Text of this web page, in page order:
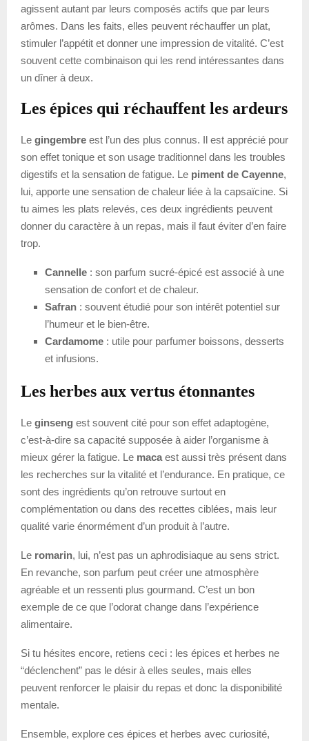
agissent autant par leurs composés actifs que par leurs
arômes. Dans les faits, elles peuvent réchauffer un plat,
stimuler l’appétit et donner une impression de vitalité. C’est
souvent cette combinaison qui les rend intéressantes dans
un dîner à deux.
Les épices qui réchauffent les ardeurs
Le gingembre est l’un des plus connus. Il est apprécié pour
son effet tonique et son usage traditionnel dans les troubles
digestifs et la sensation de fatigue. Le piment de Cayenne,
lui, apporte une sensation de chaleur liée à la capsaïcine. Si
tu aimes les plats relevés, ces deux ingrédients peuvent
donner du caractère à un repas, mais il faut éviter d’en faire
trop.
Cannelle : son parfum sucré-épicé est associé à une
sensation de confort et de chaleur.
Safran : souvent étudié pour son intérêt potentiel sur
l’humeur et le bien-être.
Cardamome : utile pour parfumer boissons, desserts
et infusions.
Les herbes aux vertus étonnantes
Le ginseng est souvent cité pour son effet adaptogène,
c’est-à-dire sa capacité supposée à aider l’organisme à
mieux gérer la fatigue. Le maca est aussi très présent dans
les recherches sur la vitalité et l’endurance. En pratique, ce
sont des ingrédients qu’on retrouve surtout en
complémentation ou dans des recettes ciblées, mais leur
qualité varie énormément d’un produit à l’autre.
Le romarin, lui, n’est pas un aphrodisiaque au sens strict.
En revanche, son parfum peut créer une atmosphère
agréable et un ressenti plus gourmand. C’est un bon
exemple de ce que l’odorat change dans l’expérience
alimentaire.
Si tu hésites encore, retiens ceci : les épices et herbes ne
“déclenchent” pas le désir à elles seules, mais elles
peuvent renforcer le plaisir du repas et donc la disponibilité
mentale.
Ensemble, explore ces épices et herbes avec curiosité,